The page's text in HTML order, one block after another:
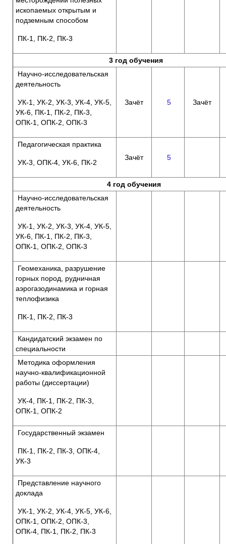
ископаемых открытым и
подземным способом
ПК-1, ПК-2, ПК-3
3 год обучения
Научно-исследовательская
деятельность
УК-1, УК-2, УК-3, УК-4, УК-5,
УК-6, ПК-1, ПК-2, ПК-3,
ОПК-1, ОПК-2, ОПК-3
Зачёт 5 Зачёт
Педагогическая практика
УК-3, ОПК-4, УК-6, ПК-2
Зачёт 5
4 год обучения
Научно-исследовательская
деятельность
УК-1, УК-2, УК-3, УК-4, УК-5,
УК-6, ПК-1, ПК-2, ПК-3,
ОПК-1, ОПК-2, ОПК-3
Геомеханика, разрушение
горных пород, рудничная
аэрогазодинамика и горная
теплофизика
ПК-1, ПК-2, ПК-3
Кандидатский экзамен по
специальности
Методика оформления
научно-квалификационной
работы (диссертации)
УК-4, ПК-1, ПК-2, ПК-3,
ОПК-1, ОПК-2
Государственный экзамен
ПК-1, ПК-2, ПК-3, ОПК-4,
УК-3
Представление научного
доклада
УК-1, УК-2, УК-4, УК-5, УК-6,
ОПК-1, ОПК-2, ОПК-3,
ОПК-4, ПК-1, ПК-2, ПК-3